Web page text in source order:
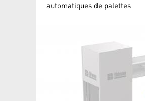
automatiques de palettes